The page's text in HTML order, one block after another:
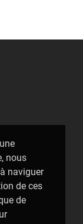
nous
naviguer
de ces
de